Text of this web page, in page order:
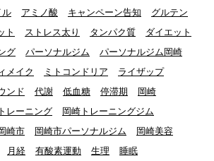
アミノ酸 キャンペーン告知
グルテン
ト
ストレス太り タンパク質
ダイエット
グ パーソナルジム
パーソナルジム岡崎
メイク ミトコンドリア
ライザップ
ンド 代謝 低血糖 停滞期
岡崎
レーニング
岡崎トレーニングジム
崎市 岡崎市パーソナルジム
岡崎美容
月経 有酸素運動 生理
睡眠